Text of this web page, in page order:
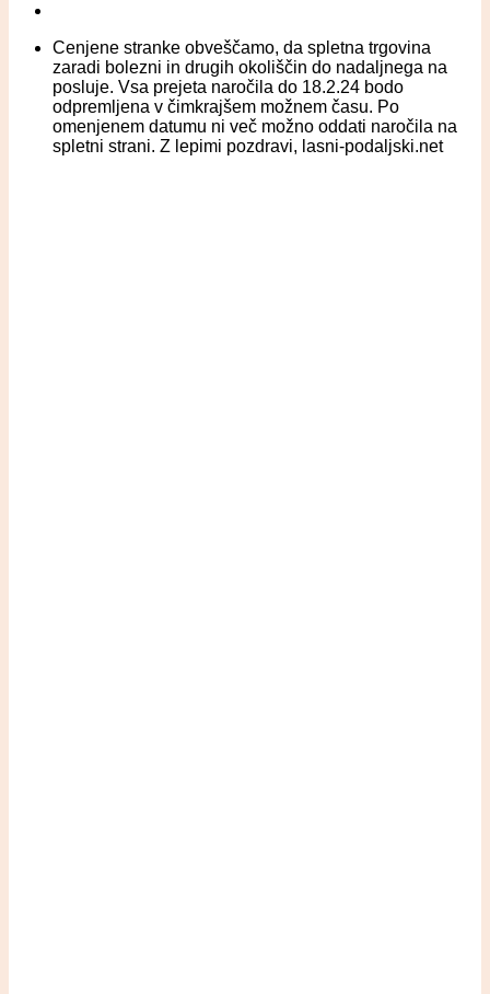
Cenjene stranke obveščamo, da spletna trgovina
zaradi bolezni in drugih okoliščin do nadaljnega na
posluje. Vsa prejeta naročila do 18.2.24 bodo
odpremljena v čimkrajšem možnem času. Po
omenjenem datumu ni več možno oddati naročila na
spletni strani. Z lepimi pozdravi, lasni-podaljski.net